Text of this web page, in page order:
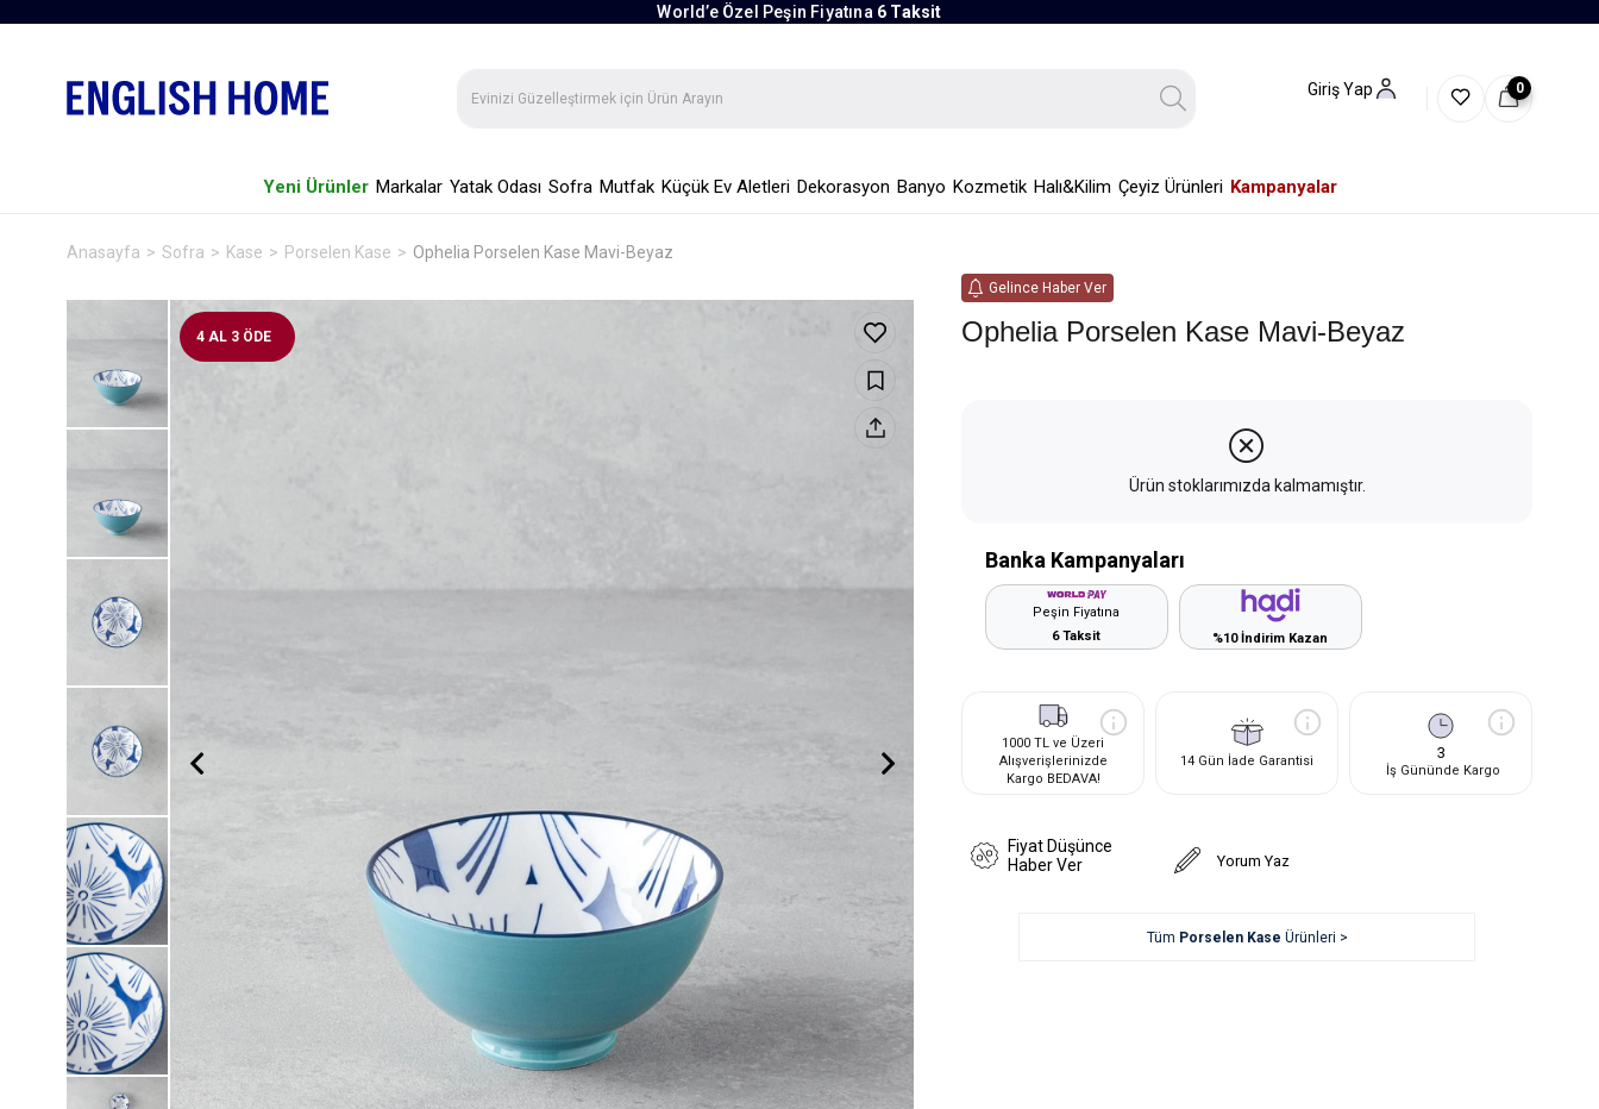
World’e Özel Peşin Fiyatına 6 Taksit
Giriş Yap 0
Yeni Ürünler Markalar Yatak Odası Sofra Mutfak Küçük Ev Aletleri Dekorasyon Banyo Kozmetik Halı&Kilim Çeyiz Ürünleri Kampanyalar
Anasayfa Sofra Kase Porselen Kase Ophelia Porselen Kase Mavi-Beyaz
4 AL 3 ÖDE
Gelince Haber Ver
Ophelia Porselen Kase Mavi-Beyaz
Ürün stoklarımızda kalmamıştır.
Banka Kampanyaları
Peşin Fiyatına
6 Taksit
%10 İndirim Kazan
1000 TL ve Üzeri
Alışverişlerinizde
Kargo BEDAVA!
14 Gün İade Garantisi 3
İş Gününde Kargo
Fiyat Düşünce
Haber Ver
Yorum Yaz
Tüm Porselen Kase Ürünleri >